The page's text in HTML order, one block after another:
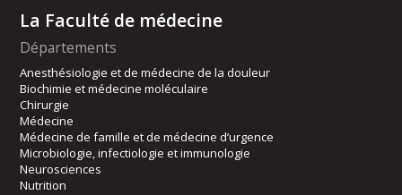
La Faculté de médecine
Départements
Anesthésiologie et de médecine de la douleur
Biochimie et médecine moléculaire
Chirurgie
Médecine
Médecine de famille et de médecine d’urgence
Microbiologie, infectiologie et immunologie
Neurosciences
Nutrition